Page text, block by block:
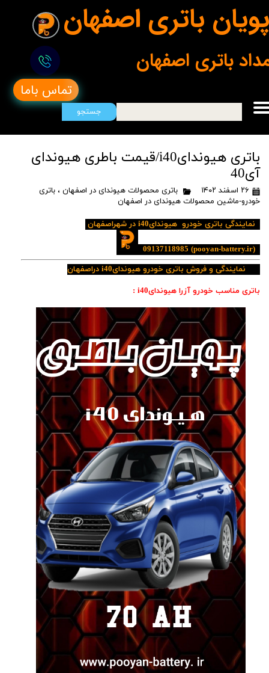
پویان باتری اصفهان
تماس باما
جستجو
باتری اصفهان
باتری هیوندایi40/قیمت باطری هیوندای
آی40
۲۶ اسفند ۱۴۰۲ باتری محصولات هیوندای در اصفهان ، باتری
خودرو-ماشین محصولات هیوندای در اصفهان
نمایندگی باتری خودرو هیوندایi40 در شهراصفهان
(pooyan-battery.ir)
09137118985
نمایندگی و فروش باتری خودرو هیوندایi40 دراصفهان
باتری مناسب خودرو آزرا هیوندایi40 :